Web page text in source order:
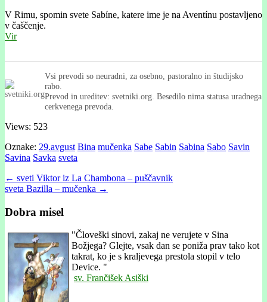
V Rimu, spomin svete Sabíne, katere ime je na Aventínu postavljeno
v čaščenje.
Vir
Vsi prevodi so neuradni, za osebno, pastoralno in študijsko
rabo.
Prevod in ureditev: svetniki.org. Besedilo nima statusa uradnega
cerkvenega prevoda.
Views: 523
Oznake: 29.avgust Bina mučenka Sabe Sabin Sabina Sabo Savin
Savina Savka sveta
Post
navigation
← sveti Viktor iz La Chambona – puščavnik
sveta Bazilla – mučenka →
Dobra misel
"Človeški sinovi, zakaj ne verujete v Sina
Božjega? Glejte, vsak dan se poniža prav tako kot
takrat, ko je s kraljevega prestola stopil v telo
Device. "
sv. Frančišek Asiški